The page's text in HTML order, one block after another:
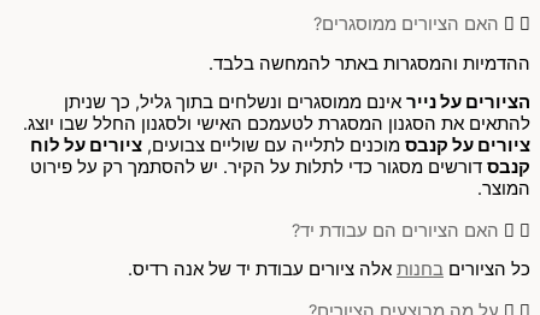
האם הציורים ממוסגרים?
ההדמיות והמסגרות באתר להמחשה בלבד.
הציורים על נייר אינם ממוסגרים ונשלחים בתוך גליל, כך שניתן
להתאים את הסגנון המסגרת לטעמכם האישי ולסגנון החלל שבו יוצג.
ציורים על קנבס מוכנים לתלייה עם שוליים צבועים, ציורים על לוח
קנבס דורשים מסגור כדי לתלות על הקיר. יש להסתמך רק על פירוט
המוצר.
האם הציורים הם עבודת יד?
כל הציורים בחנות אלה ציורים עבודת יד של אנה רדיס.